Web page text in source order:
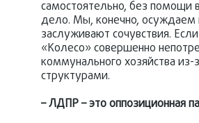
самостоятельно, без помощи
дело. Мы, конечно, осуждаем
заслуживают сочувствия.
«Колесо» совершенно
коммунального хозяйства из-
структурами.
– ЛДПР – это оппозиционная